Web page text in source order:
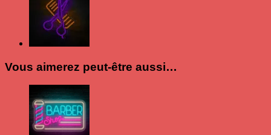
Vous aimerez peut-être aussi…